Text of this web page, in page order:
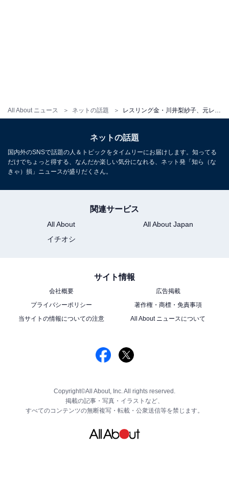
All About ニュース ネットの話題
ネットの話題
国内外のSNSで話題の人＆トピックをタイムリーにお届けします。知ってる
だけでちょっと得する、なんだか楽しい気分になれる、ネット発「知ら（な
きゃ）損」ニュースが盛りだくさん。
関連サービス
All About
All About Japan
イチオシ
サイト情報
会社概要
広告掲載
プライバシーポリシー
著作権・商標・免責事項
当サイトの情報についての注意
All About ニュースについて
Copyright©All About, Inc. All rights reserved.
掲載の記事・写真・イラストなど、
すべてのコンテンツの無断複写・転載・公衆送信等を禁じます。